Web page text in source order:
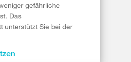
gefährliche
Das
unterstützt Sie bei der